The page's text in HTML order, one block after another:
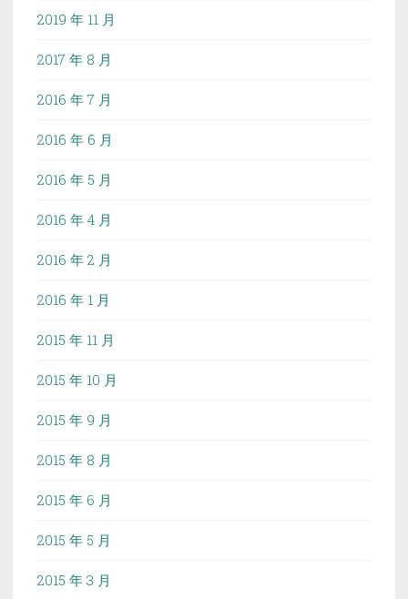
2019 年 11 月
2017 年 8 月
2016 年 7 月
2016 年 6 月
2016 年 5 月
2016 年 4 月
2016 年 2 月
2016 年 1 月
2015 年 11 月
2015 年 10 月
2015 年 9 月
2015 年 8 月
2015 年 6 月
2015 年 5 月
2015 年 3 月